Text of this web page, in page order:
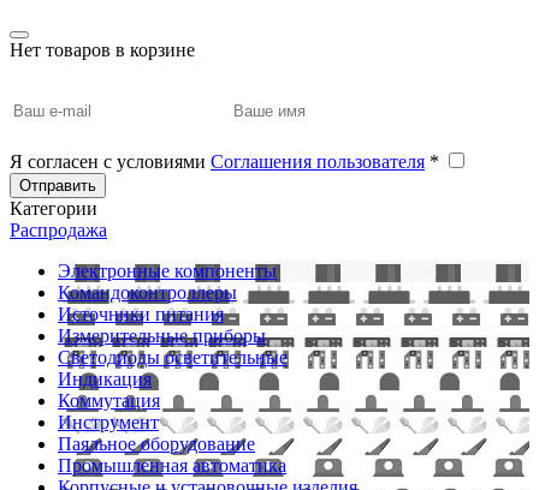
Нет товаров в корзине
Я согласен с условиями Соглашения пользователя *
Отправить
Категории
Распродажа
Электронные компоненты
Командоконтроллеры
Источники питания
Измерительные приборы
Светодиоды осветительные
Индикация
Коммутация
Инструмент
Паяльное оборудование
Промышленная автоматика